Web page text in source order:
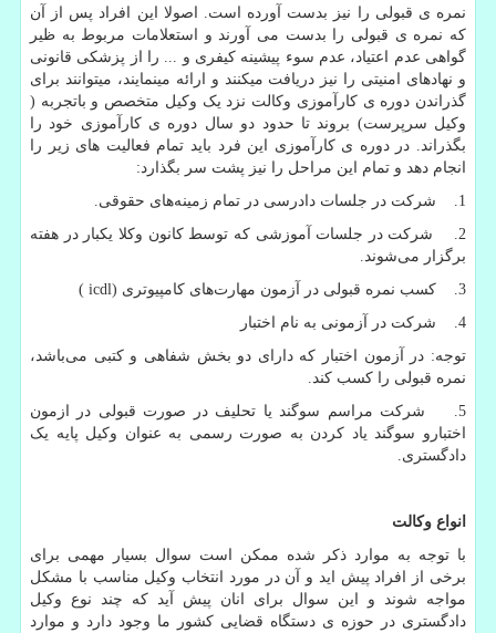
نمره ی قبولی را نیز بدست آورده است. اصولا این افراد پس از آن
که نمره ی قبولی را بدست می آورند و استعلامات مربوط به ظیر
گواهی عدم اعتیاد، عدم سوء پیشینه کیفری و ... را از پزشکی قانونی
و نهاد‌های امنیتی را نیز دریافت میکنند و ارائه مینمایند، میتوانند برای
گذراندن دوره ی کارآموزی وکالت نزد یک وکیل متخصص و باتجربه (
وکیل سرپرست) بروند تا حدود دو سال دوره ی کارآموزی خود را
بگذراند. در دوره ی کارآموزی این فرد باید تمام فعالیت های زیر را
انجام دهد و تمام این مراحل را نیز پشت سر بگذارد:
1. شرکت در جلسات دادرسی در تمام زمینه‌های حقوقی.
2. شرکت در جلسات آموزشی که توسط کانون وکلا یکبار در هفته
برگزار می‌شوند.
3. کسب نمره قبولی در آزمون مهارت‌های کامپیوتری (
icdl
)
4. شرکت در آزمونی به نام اختبار
توجه: در آزمون اختبار که دارای دو بخش شفاهی و کتبی می‌باشد،
نمره قبولی را کسب کند.
5. شرکت مراسم سوگند یا تحلیف در صورت قبولی در ازمون
اختبارو سوگند یاد کردن به صورت رسمی به عنوان وکیل پایه یک
دادگستری.
انواع وکالت
با توجه به موارد ذکر شده ممکن است سوال بسیار مهمی برای
برخی از افراد پیش اید و آن در مورد انتخاب وکیل مناسب با مشکل
مواجه شوند و این سوال برای انان پیش آید که چند نوع وکیل
دادگستری در حوزه ی دستگاه قضایی کشور ما وجود دارد و موارد